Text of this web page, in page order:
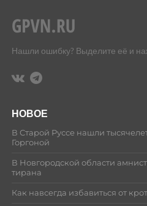
Нашли ошибку? Выделите её и
НОВОЕ
В Старой Руссе нашли
Горгоной
В Новгородской области
тирана
Как навсегда избавиться от